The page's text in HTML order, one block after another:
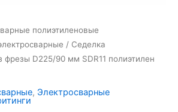
полиэтиленовые
/ Седелка
фрезы D225/90 мм SDR11 полиэтилен
, Электросварные